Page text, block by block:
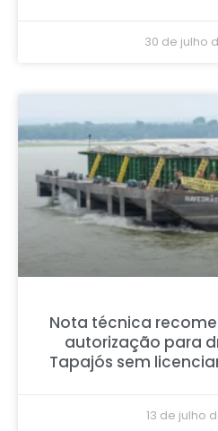
30 de julho
Nota técnica
autorização para
Tapajós sem
13 de julho